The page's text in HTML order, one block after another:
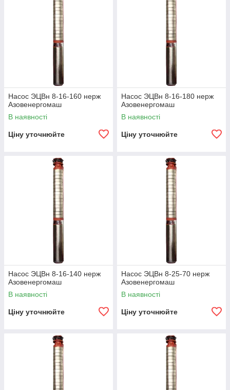
Насос ЭЦВн 8-16-160 нерж
Азовенергомаш
В наявності
Ціну уточнюйте
Насос ЭЦВн 8-16-180 нерж
Азовенергомаш
В наявності
Ціну уточнюйте
Насос ЭЦВн 8-16-140 нерж
Азовенергомаш
В наявності
Ціну уточнюйте
Насос ЭЦВн 8-25-70 нерж
Азовенергомаш
В наявності
Ціну уточнюйте